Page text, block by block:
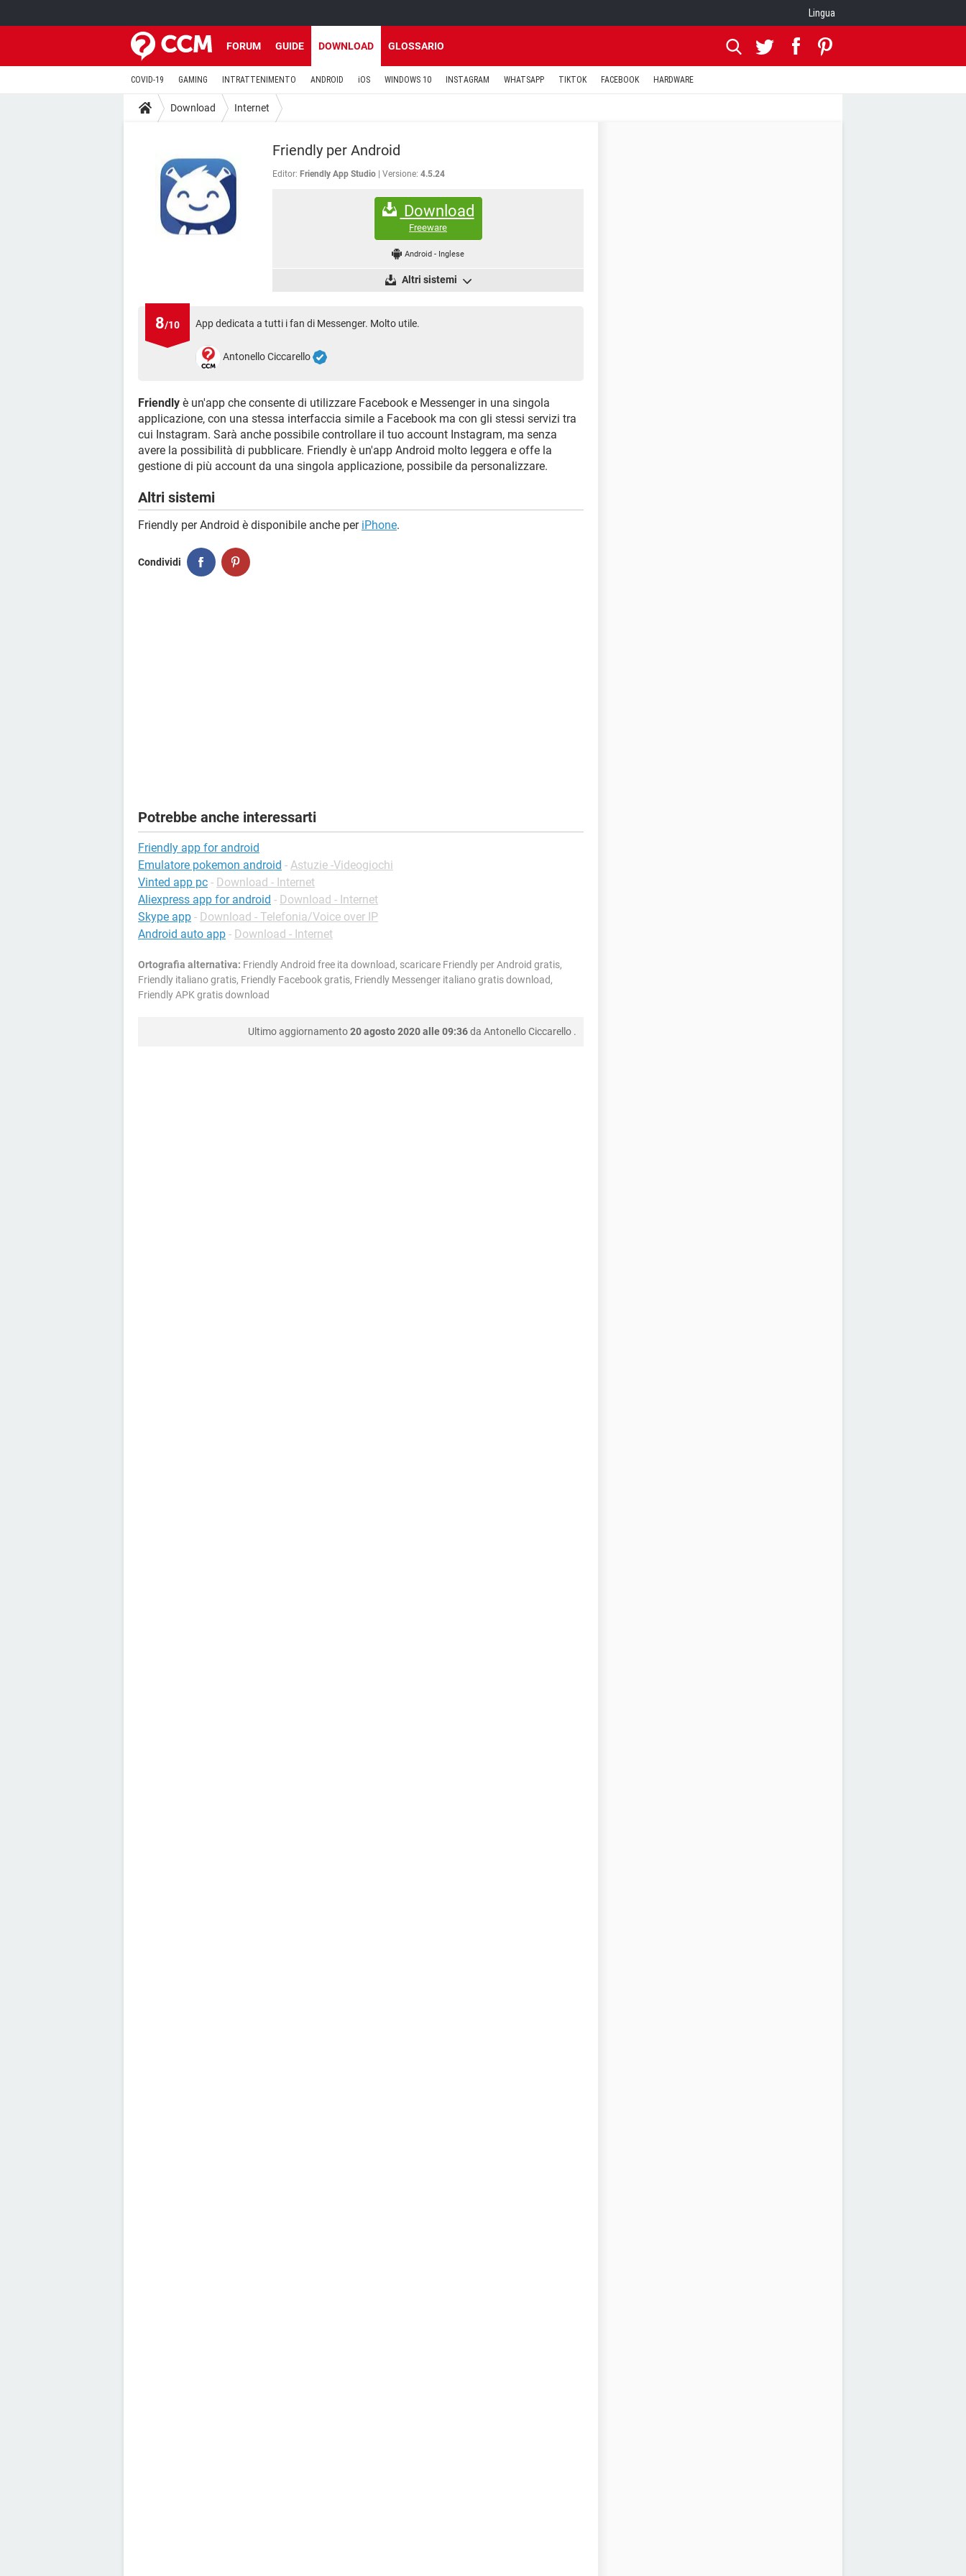
Lingua
FORUM GUIDE DOWNLOAD GLOSSARIO
COVID-19 GAMING INTRATTENIMENTO ANDROID iOS WINDOWS 10 INSTAGRAM WHATSAPP TIKTOK FACEBOOK HARDWARE
Download Internet
Friendly per Android
Editor: Friendly App Studio Versione: 4.5.24
Download
Freeware
Android - Inglese
Altri sistemi
8/10 App dedicata a tutti i fan di Messenger. Molto utile.
Antonello Ciccarello
Friendly è un'app che consente di utilizzare Facebook e Messenger in una singola
applicazione, con una stessa interfaccia simile a Facebook ma con gli stessi servizi tra
cui Instagram. Sarà anche possibile controllare il tuo account Instagram, ma senza
avere la possibilità di pubblicare. Friendly è un'app Android molto leggera e offe la
gestione di più account da una singola applicazione, possibile da personalizzare.
Altri sistemi
Friendly per Android è disponibile anche per iPhone.
Condividi
Potrebbe anche interessarti
Friendly app for android
Emulatore pokemon android - Astuzie -Videogiochi
Vinted app pc - Download - Internet
Aliexpress app for android - Download - Internet
Skype app - Download - Telefonia/Voice over IP
Android auto app - Download - Internet
Ortografia alternativa: Friendly Android free ita download, scaricare Friendly per Android gratis,
Friendly italiano gratis, Friendly Facebook gratis, Friendly Messenger italiano gratis download,
Friendly APK gratis download
Ultimo aggiornamento20 agosto 2020 alle 09:36da Antonello Ciccarello .